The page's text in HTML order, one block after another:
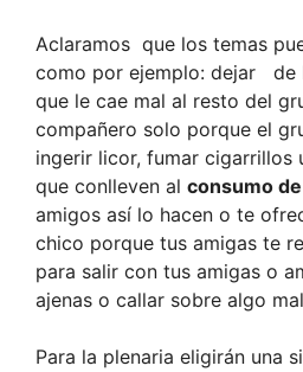
Aclaramos que los temas
como por ejemplo: dejar de
que le cae mal al resto del
compañero solo porque el
ingerir licor, fumar cigarrillos
que conlleven al consumo
amigos así lo hacen o te
chico porque tus amigas te
para salir con tus amigas o
ajenas o callar sobre algo
Para la plenaria eligirán una